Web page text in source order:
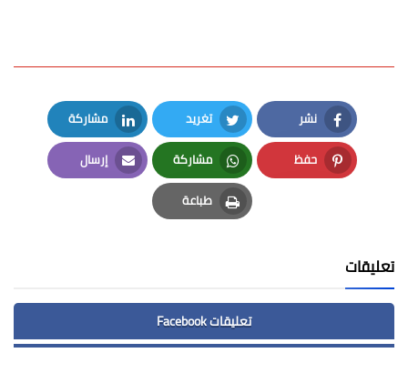
نشر
Facebook
تغريد
Twitter
مشاركة
LinkedIn
حفظ
Pinterest
مشاركة
Whatsapp
إرسال
Email
طباعة
Print
تعليقات
تعليقات Facebook